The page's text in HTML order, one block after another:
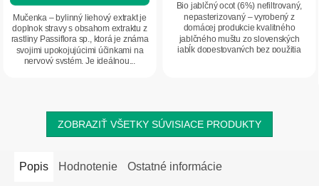
Mučenka – bylinný liehový extrakt je
doplnok stravy s obsahom extraktu z
rastliny Passiflora sp., ktorá je známa
svojimi upokojujúcimi účinkami na
nervový systém. Je ideálnou...
hviezdičiek.
Bio jablčný ocot (6%) nefiltrovaný,
nepasterizovaný – vyrobený z
domácej produkcie kvalitného
jablčného muštu zo slovenských
jabĺk dopestovaných bez použitia
ZOBRAZIŤ VŠETKY SÚVISIACE PRODUKTY
Popis Hodnotenie Ostatné informácie